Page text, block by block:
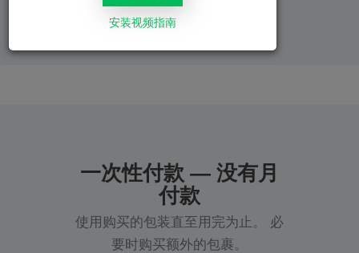
一次性付款 — 没有月
付款
使用购买的包装直至用完为止。 必
要时购买额外的包裹。
安装视频指南